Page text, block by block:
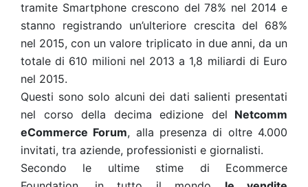
tramite Smartphone crescono del 78% nel 2014 e
stanno registrando un’ulteriore crescita del 68%
nel 2015, con un valore triplicato in due anni, da un
totale di 610 milioni nel 2013 a 1,8 miliardi di Euro
nel 2015.
Questi sono solo alcuni dei dati salienti presentati
nel corso della decima edizione del Netcomm
eCommerce Forum, alla presenza di oltre 4.000
invitati, tra aziende, professionisti e giornalisti.
Secondo le ultime stime di Ecommerce